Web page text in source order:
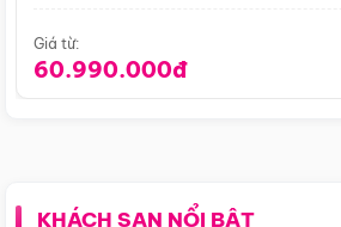
Giá từ:
60.990.000đ
KHÁCH SẠN NỔI BẬT